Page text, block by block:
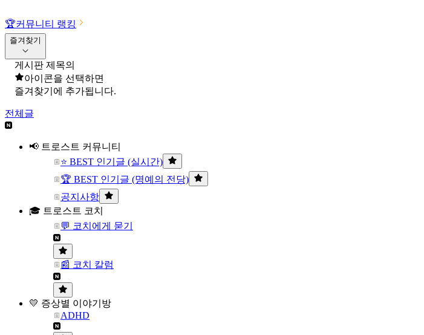
🏆커뮤니티 랭킹
즐겨찾기
게시판 제목의
아이콘을 선택하면
즐겨찾기에 추가됩니다.
전체글
📢 트로스트 커뮤니티
⭐ BEST 인기글 (실시간)
🏆 BEST 인기글 (명예의 전당)
공지사항
🎓 트로스트 코치
💬 코치에게 묻기
📰 코치 칼럼
💛 증상별 이야기방
ADHD